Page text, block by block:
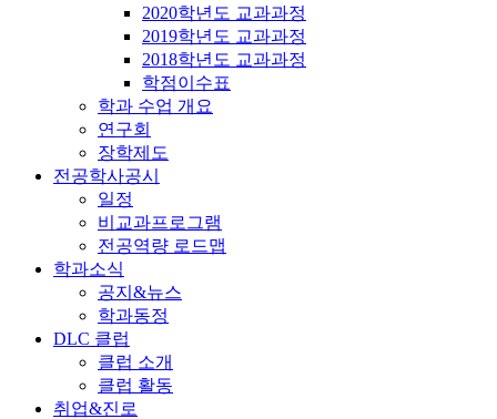
2020학년도 교과과정
2019학년도 교과과정
2018학년도 교과과정
학점이수표
학과 수업 개요
연구회
장학제도
전공학사공시
일정
비교과프로그램
전공역량 로드맵
학과소식
공지&뉴스
학과동정
DLC 클럽
클럽 소개
클럽 활동
취업&진로